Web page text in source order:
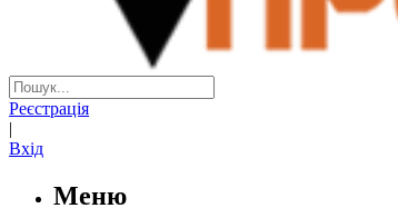
Реєстрація
|
Вхід
Меню